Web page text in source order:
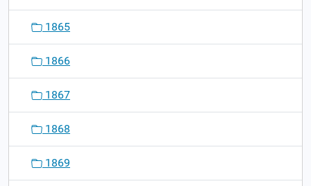
1865
1866
1867
1868
1869